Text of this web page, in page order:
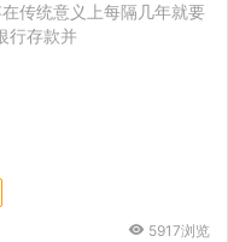
传统意义上每隔几年就要
行存款并
5917浏览